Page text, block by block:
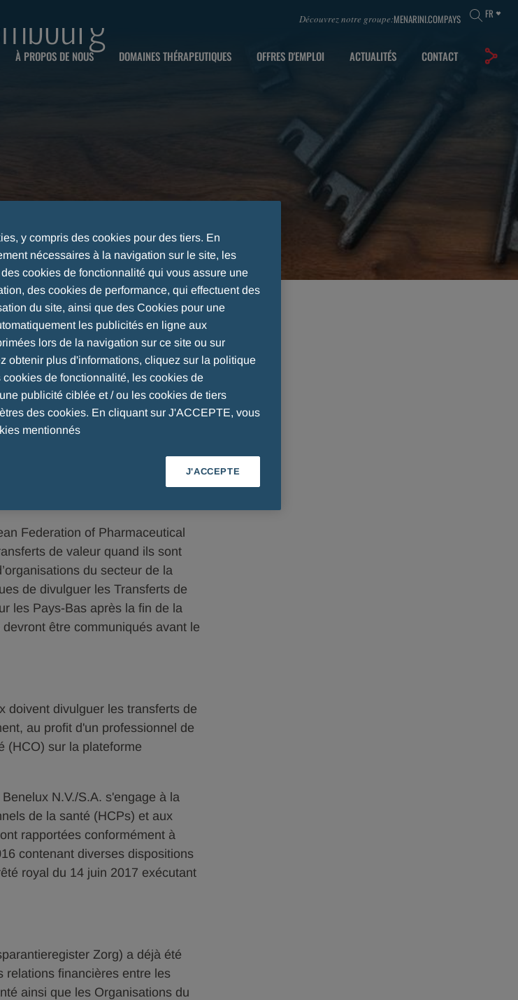
Découvrez notre groupe:MENARINI.COMPAYS FR
À PROPOS DE NOUS DOMAINES THÉRAPEUTIQUES OFFRES D'EMPLOI ACTUALITÉS CONTACT
professionnels de la santé ou
Federation of Pharmaceutical
de valeur quand ils sont
du secteur de la
de divulguer les Transferts de
les Pays-Bas après la fin de la
être communiqués avant le
doivent divulguer les transferts de
au profit d'un professionnel de
(HCO) sur la plateforme
N.V./S.A. s'engage à la
de la santé (HCPs) et aux
rapportées conformément à
contenant diverses dispositions
royal du 14 juin 2017 exécutant
Zorg) a déjà été
relations financières entre les
ainsi que les Organisations du
y compris des cookies pour des tiers. En
nécessaires à la navigation sur le site, les
cookies de fonctionnalité qui vous assure une
des cookies de performance, qui effectuent des
du site, ainsi que des Cookies pour une
les publicités en ligne aux
lors de la navigation sur ce site ou sur
obtenir plus d'informations, cliquez sur la politique
de fonctionnalité, les cookies de
publicité ciblée et / ou les cookies de tiers
des cookies. En cliquant sur J'ACCEPTE, vous
mentionnés
J'ACCEPTE